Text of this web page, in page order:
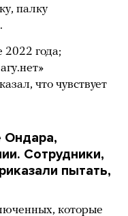
палку
2022 года;
что чувствует
Сотрудники,
пытать,
которые